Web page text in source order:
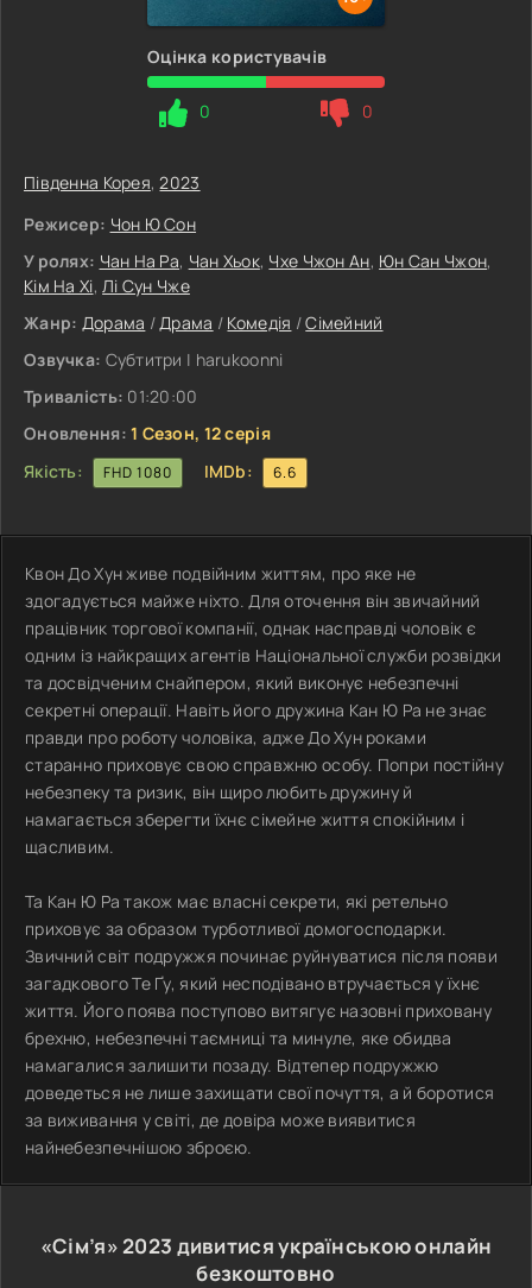
Оцінка користувачів
0 0
Південна Корея,2023
Режисер: Чон Ю Сон
У ролях: Чан На Ра, Чан Хьок, Чхе Чжон Ан, Юн Сан Чжон,
Кім На Хі,Лі Сун Чже
Жанр: Дорама /Драма / Комедія /Сімейний
Озвучка: Субтитри | harukoonni
Тривалість: 01:20:00
Оновлення: 1 Сезон, 12 серія
Якість:
FHD 1080 IMDb: 6.6
Квон До Хун живе подвійним життям, про яке не
здогадується майже ніхто. Для оточення він звичайний
працівник торгової компанії, однак насправді чоловік є
одним із найкращих агентів Національної служби розвідки
та досвідченим снайпером, який виконує небезпечні
секретні операції. Навіть його дружина Кан Ю Ра не знає
правди про роботу чоловіка, адже До Хун роками
старанно приховує свою справжню особу. Попри постійну
небезпеку та ризик, він щиро любить дружину й
намагається зберегти їхнє сімейне життя спокійним і
щасливим.
Та Кан Ю Ра також має власні секрети, які ретельно
приховує за образом турботливої домогосподарки.
Звичний світ подружжя починає руйнуватися після появи
загадкового Те Ґу, який несподівано втручається у їхнє
життя. Його поява поступово витягує назовні приховану
брехню, небезпечні таємниці та минуле, яке обидва
намагалися залишити позаду. Відтепер подружжю
доведеться не лише захищати свої почуття, а й боротися
за виживання у світі, де довіра може виявитися
найнебезпечнішою зброєю.
«Сім’я»2023 дивитися українською онлайн
безкоштовно